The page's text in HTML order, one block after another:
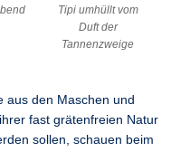
Tipi umhüllt vom
Duft der
Tannenzweige
aus den Maschen und
fast grätenfreien Natur
sollen, schauen beim